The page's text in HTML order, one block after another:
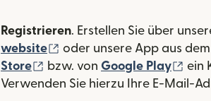
Registrieren. Erstellen Sie über
website
(wird in einem neuen
oder unsere App aus dem
Store
(wird in einem neuen Fenster
bzw. von Google Play
ein
Verwenden Sie hierzu Ihre E-Mail-